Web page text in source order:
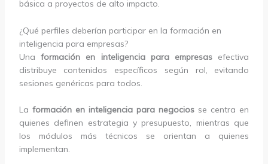
básica a proyectos de alto impacto.
¿Qué perfiles deberían participar en la formación en
inteligencia para empresas?
Una formación en inteligencia para empresas efectiva
distribuye contenidos específicos según rol, evitando
sesiones genéricas para todos.
La formación en inteligencia para negocios se centra en
quienes definen estrategia y presupuesto, mientras que
los módulos más técnicos se orientan a quienes
implementan.